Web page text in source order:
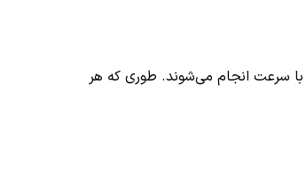
با سرعت انجام می‌شوند. طوری که هر